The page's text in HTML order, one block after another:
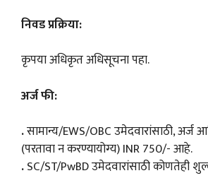
निवड प्रक्रिया:
कृपया अधिकृत अधिसूचना पहा.
अर्ज फी:
.सामान्य/EWS/OBC उमेदवारांसाठी,
(परतावा न करण्यायोग्य) INR 750/- आहे.
.SC/ST/PwBD उमेदवारांसाठी कोणतेही